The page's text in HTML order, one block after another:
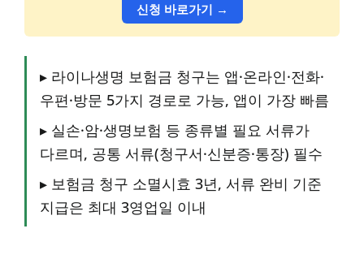
신청 바로가기 →
▸ 라이나생명 보험금 청구는 앱·온라인·전화·
우편·방문 5가지 경로로 가능, 앱이 가장 빠름
▸ 실손·암·생명보험 등 종류별 필요 서류가
다르며, 공통 서류(청구서·신분증·통장) 필수
▸ 보험금 청구 소멸시효 3년, 서류 완비 기준
지급은 최대 3영업일 이내